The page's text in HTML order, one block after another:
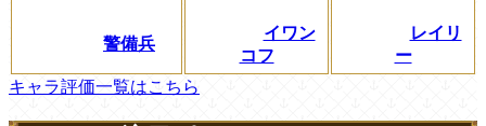
警備兵
イワン
コフ
レイリ
ー
キャラ評価一覧はこちら